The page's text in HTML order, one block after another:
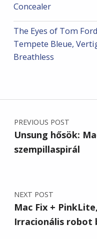
Concealer
The Eyes of Tom
Tempete Bleue,
Breathless
Post navigation
PREVIOUS POST
Unsung hősök:
szempillaspirál
NEXT POST
Mac Fix +
Irracionális robot